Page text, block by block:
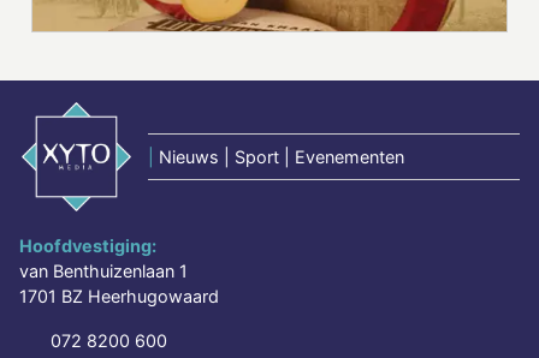
Nieuws | Sport | Evenementen
Hoofdvestiging:
van Benthuizenlaan 1
1701 BZ Heerhugowaard
072 8200 600